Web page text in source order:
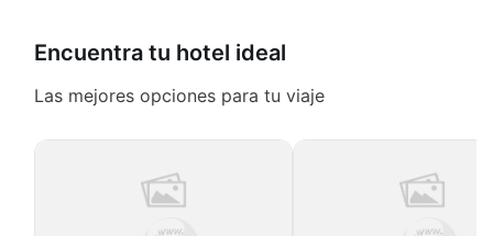
Encuentra tu hotel ideal
Las mejores opciones para tu viaje